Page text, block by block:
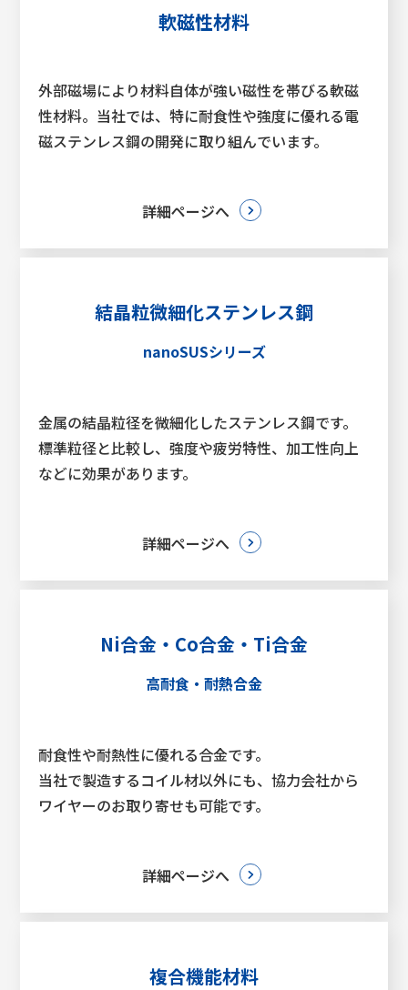
軟磁性材料
外部磁場により材料自体が強い磁性を帯びる軟磁
性材料。当社では、特に耐食性や強度に優れる電
磁ステンレス鋼の開発に取り組んでいます。
詳細ページへ
結晶粒微細化ステンレス鋼
nanoSUSシリーズ
金属の結晶粒径を微細化したステンレス鋼です。
標準粒径と比較し、強度や疲労特性、加工性向上
などに効果があります。
詳細ページへ
Ni合金・Co合金・Ti合金
高耐食・耐熱合金
耐食性や耐熱性に優れる合金です。
当社で製造するコイル材以外にも、協力会社から
ワイヤーのお取り寄せも可能です。
詳細ページへ
複合機能材料